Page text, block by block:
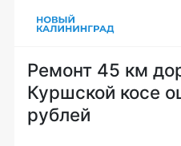
Ремонт 45 км
Куршской косе
рублей